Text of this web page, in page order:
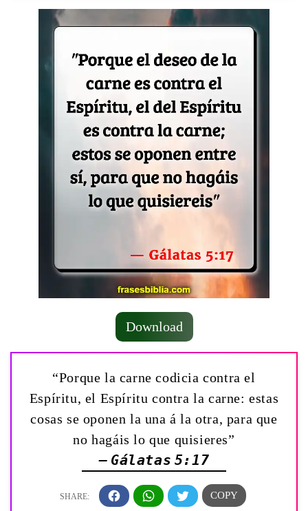
Download
“Porque la carne codicia contra el
Espíritu, el Espíritu contra la carne: estas
cosas se oponen la una á la otra, para que
no hagáis lo que quisieres”
— Gálatas 5:17